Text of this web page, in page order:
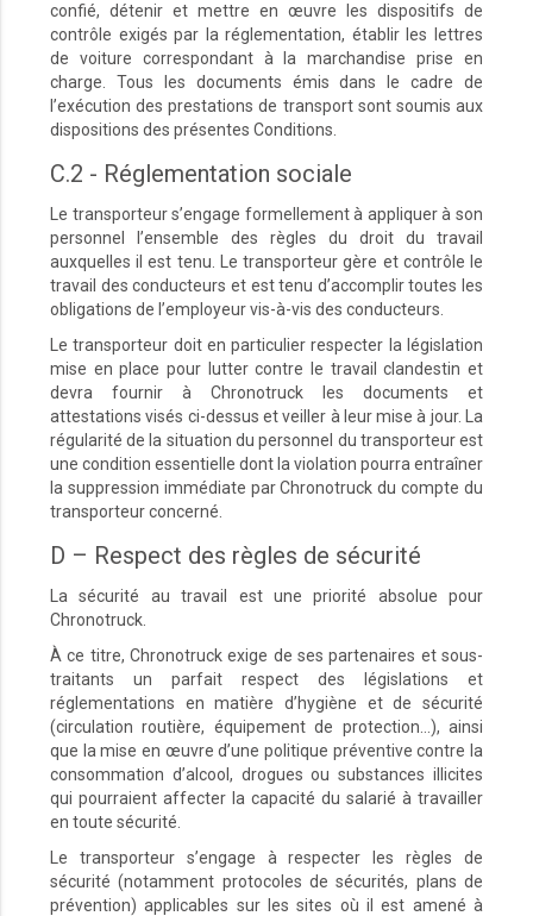
confié, détenir et mettre en œuvre les dispositifs de
contrôle exigés par la réglementation, établir les lettres
de voiture correspondant à la marchandise prise en
charge. Tous les documents émis dans le cadre de
l’exécution des prestations de transport sont soumis aux
dispositions des présentes Conditions.
C.2 - Réglementation sociale
Le transporteur s’engage formellement à appliquer à son
personnel l’ensemble des règles du droit du travail
auxquelles il est tenu. Le transporteur gère et contrôle le
travail des conducteurs et est tenu d’accomplir toutes les
obligations de l’employeur vis-à-vis des conducteurs.
Le transporteur doit en particulier respecter la législation
mise en place pour lutter contre le travail clandestin et
devra fournir à Chronotruck les documents et
attestations visés ci-dessus et veiller à leur mise à jour. La
régularité de la situation du personnel du transporteur est
une condition essentielle dont la violation pourra entraîner
la suppression immédiate par Chronotruck du compte du
transporteur concerné.
D – Respect des règles de sécurité
La sécurité au travail est une priorité absolue pour
Chronotruck.
À ce titre, Chronotruck exige de ses partenaires et sous-
traitants un parfait respect des législations et
réglementations en matière d’hygiène et de sécurité
(circulation routière, équipement de protection…), ainsi
que la mise en œuvre d’une politique préventive contre la
consommation d’alcool, drogues ou substances illicites
qui pourraient affecter la capacité du salarié à travailler
en toute sécurité.
Le transporteur s’engage à respecter les règles de
sécurité (notamment protocoles de sécurités, plans de
prévention) applicables sur les sites où il est amené à